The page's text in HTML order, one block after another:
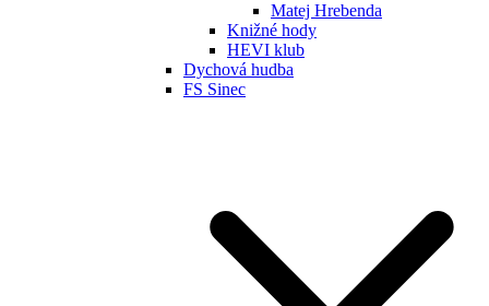
Matej Hrebenda
Knižné hody
HEVI klub
Dychová hudba
FS Sinec